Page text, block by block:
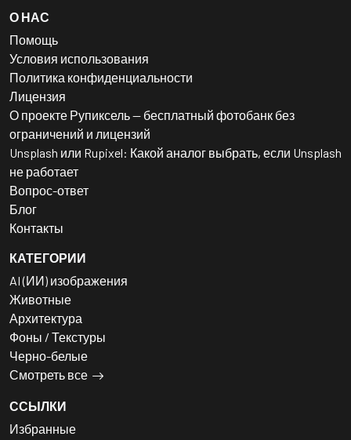
О НАС
Помощь
Условия использования
Политика конфиденциальности
Лицензия
О проекте Рупиксель — бесплатный фотобанк без
ограничений и лицензий
Unsplash или Rupixel: Какой аналог выбрать, если Unsplash
не работает
Вопрос-ответ
Блог
Контакты
КАТЕГОРИИ
AI (ИИ) изображения
Животные
Архитектура
Фоны / Текстуры
Черно-белые
Смотреть все
ССЫЛКИ
Избранные